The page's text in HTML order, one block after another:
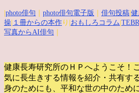
photo俳句 photo俳句電子版 俳句投稿
操 １冊からの本作 り| おもしろコラム
写真からAI俳句
健康長寿研究所のＨＰへようこそ！
気に長生きする情報を紹介・共有す
身のためにも、平和な世の中のため